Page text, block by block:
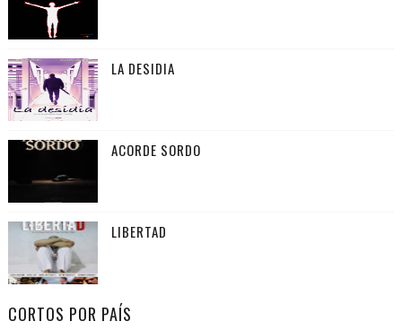
LA DESIDIA
ACORDE SORDO
LIBERTAD
CORTOS POR PAÍS